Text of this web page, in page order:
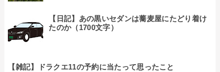
【日記】あの黒いセダンは蕎麦屋にたどり着け
たのか（1700文字）
【雑記】ドラクエ11の予約に当たって思ったこと